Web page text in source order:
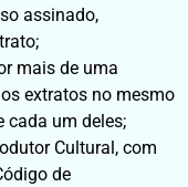
assinado,
mais de uma
extratos no mesmo
cada um deles;
Cultural, com
de